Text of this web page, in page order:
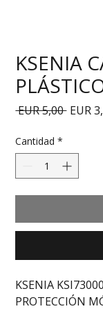
KSENIA
EUR 5,00 Precio
EUR
Cantidad *
KSENIA
PROTECCIÓN